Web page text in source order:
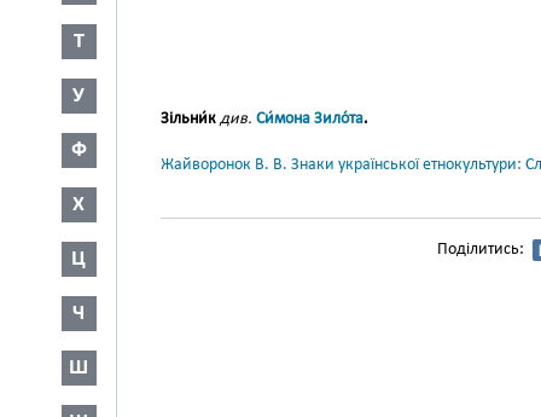
Т
У
Ф
Х
Ц
Ч
Ш
Зільни́к див. Си́мона Зило́та.
Жайворонок В. В. Знаки української етнокультури:
Поділитись: